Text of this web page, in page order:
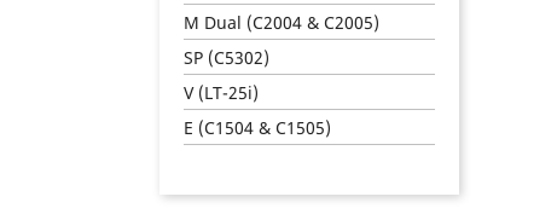
M Dual (C2004 & C2005)
SP (C5302)
V (LT-25i)
E (C1504 & C1505)